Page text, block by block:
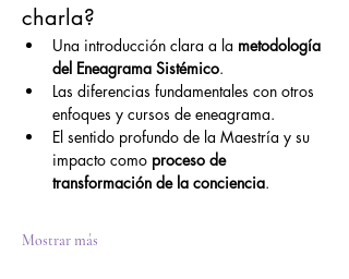
charla?
Una introducción clara a la metodología
del Eneagrama Sistémico.
Las diferencias fundamentales con otros
enfoques y cursos de eneagrama.
El sentido profundo de la Maestría y su
impacto como proceso de
transformación de la conciencia.
Mostrar más